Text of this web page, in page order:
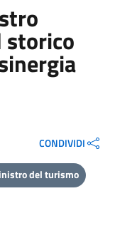
storico
CONDIVIDI
del turismo